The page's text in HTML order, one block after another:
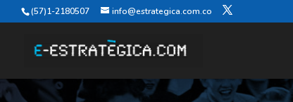
(57)1-2180507 info@estrategica.com.co